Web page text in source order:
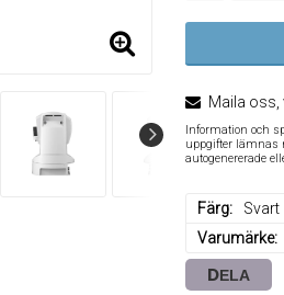
Maila oss,
Information och
uppgifter lämnas
autogenererade
Färg
Svart
Varumärke
DELA